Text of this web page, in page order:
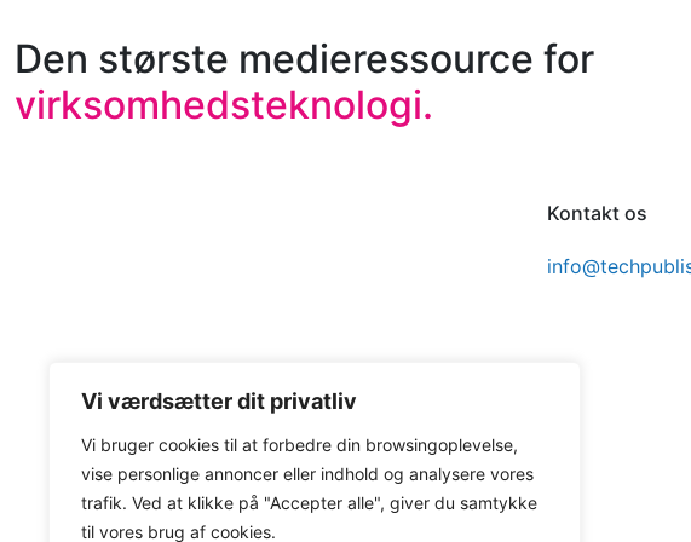
Vi værdsætter dit privatliv
Vi bruger cookies til at forbedre din browsingoplevelse,
vise personlige annoncer eller indhold og analysere vores
trafik. Ved at klikke på "Accepter alle", giver du samtykke
til vores brug af cookies.
Den største medieressource for
virksomhedsteknologi.
Kontakt os